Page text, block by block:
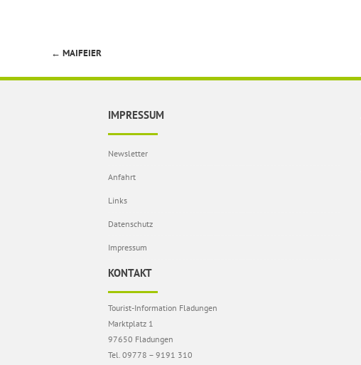
Beitragsnavigation
← MAIFEIER
IMPRESSUM
Newsletter
Anfahrt
Links
Datenschutz
Impressum
KONTAKT
Tourist-Information Fladungen
Marktplatz 1
97650 Fladungen
Tel. 09778 – 9191 310